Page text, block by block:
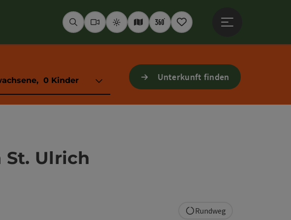
SuchenWebcams
WetterInteraktive Karte
360° Panoramen
Merkzettel
, 0 Kinder Unterkunft finden
Ulrich
Rundweg